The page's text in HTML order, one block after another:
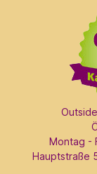
Montag -
Hauptstraße